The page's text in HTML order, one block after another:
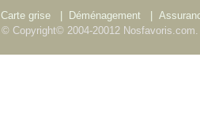
Carte grise Déménagement
© Copyright© 2004-20012 Nosfavoris.com.